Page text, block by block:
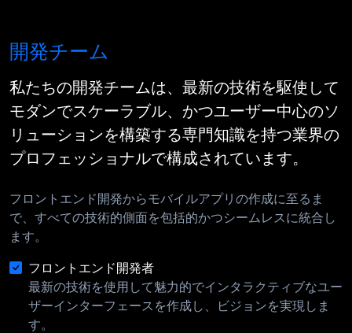
開発チーム
私たちの開発チームは、最新の技術を駆使して
モダンでスケーラブル、かつユーザー中心のソ
リューションを構築する専門知識を持つ業界の
プロフェッショナルで構成されています。
フロントエンド開発からモバイルアプリの作成に至るま
で、すべての技術的側面を包括的かつシームレスに統合し
ます。
フロントエンド開発者
最新の技術を使用して魅力的でインタラクティブなユー
ザーインターフェースを作成し、ビジョンを実現しま
す。